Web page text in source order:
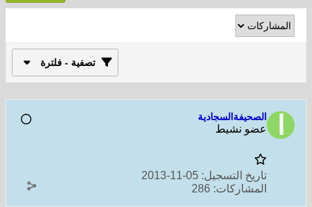
تصفية - فلترة
الصحيفةالسجادية
عضو نشيط
تاريخ التسجيل: 05-11-2013
المشاركات: 286